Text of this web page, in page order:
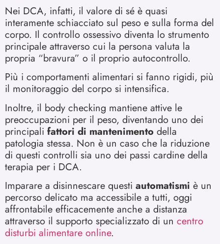
Nei DCA, infatti, il valore di sé è quasi
interamente schiacciato sul peso e sulla forma del
corpo. Il controllo ossessivo diventa lo strumento
principale attraverso cui la persona valuta la
propria “bravura” o il proprio autocontrollo.
Più i comportamenti alimentari si fanno rigidi, più
il monitoraggio del corpo si intensifica.
Inoltre, il body checking mantiene attive le
preoccupazioni per il peso, diventando uno dei
principali fattori di mantenimento della
patologia stessa. Non è un caso che la riduzione
di questi controlli sia uno dei passi cardine della
terapia per i DCA.
Imparare a disinnescare questi automatismi è un
percorso delicato ma accessibile a tutti, oggi
affrontabile efficacemente anche a distanza
attraverso il supporto specializzato di un centro
disturbi alimentare online.